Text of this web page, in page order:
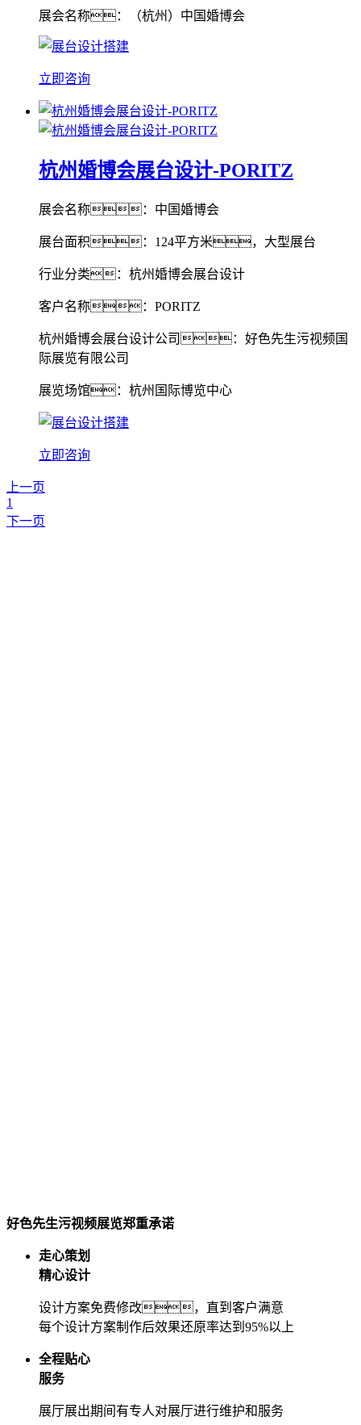
展会名称：（杭州）中国婚博会
立即咨询
杭州婚博会展台设计-PORITZ
展会名称：中国婚博会
展台面积：124平方米，大型展台
行业分类：杭州婚博会展台设计
客户名称：PORITZ
杭州婚博会展台设计公司：好色先生污视频国
际展览有限公司
展览场馆：杭州国际博览中心
立即咨询
上一页
1
下一页
好色先生污视频展览郑重承诺
走心策划
精心设计
设计方案免费修改，直到客户满意
每个设计方案制作后效果还原率达到95%以上
全程贴心
服务
展厅展出期间有专人对展厅进行维护和服务